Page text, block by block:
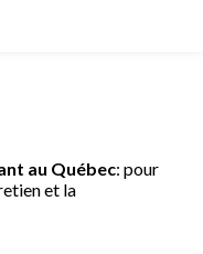
au Québec: pour
et la